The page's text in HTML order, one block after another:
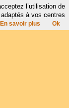
l’utilisation de
à vos centres
En savoir plus Ok